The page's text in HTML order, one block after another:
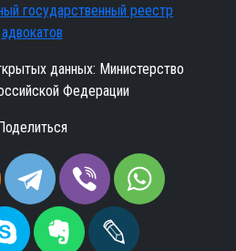
государственный реестр
адвокатов
данных: Министерство
Федерации